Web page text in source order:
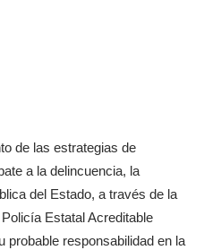
de las estrategias de
a la delincuencia, la
del Estado, a través de la
Estatal Acreditable
probable responsabilidad en la